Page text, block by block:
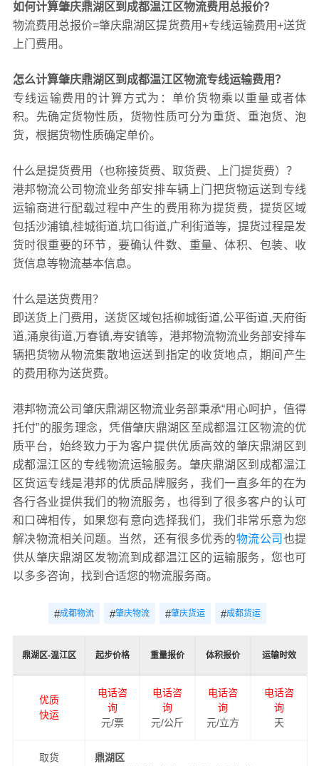
如何计算肇庆鼎湖区到成都温江区物流费用总报价？
物流费用总报价=肇庆鼎湖区提货费用+专线运输费用+送货
上门费用。
怎么计算肇庆鼎湖区到成都温江区物流专线运输费用？
专线运输费用的计算方式为：单价货物乘以重量或者体
积。先确定货物性质，货物性质可分为重货、重泡货、泡
货，根据货物性质确定单价。
什么是提货费用（也称接货费、取货费、上门提货费）？
港邦物流公司物流业务部安排车辆上门把货物运送到专线
运输商进行配载过程中产生的费用称为提货费，提货区域
包括沙浦镇,桂城街道,坑口街道,广利街道等，提货过程是发
货时很重要的环节，要确认件数、重量、体积、包装、收
货信息等物流基本信息。
什么是送货费用？
即送货上门费用，送货区域包括柳城街道,公平街道,天府街
道,涌泉街道,万春镇,寿安镇等，港邦物流物流业务部安排车
辆把货物从物流集散地运送到指定的收货地点，期间产生
的费用称为送货费。
港邦物流公司肇庆鼎湖区物流业务部秉承“用心呵护，值得
托付”的服务理念，凭借肇庆鼎湖区至成都温江区物流的优
质平台，始终致力于为客户提供优质高效的肇庆鼎湖区到
成都温江区的专线物流运输服务。肇庆鼎湖区到成都温江
区货运专线是港邦的优质品牌服务，我们一直多年的在为
各行各业提供我们的物流服务，也得到了很多客户的认可
和口碑相传，如果您有意向选择我们，我们非常乐意为您
解决物流相关问题。当然，还有很多优秀的物流公司 也提
供从肇庆鼎湖区发物流到成都温江区的运输服务，您也可
以多多咨询，找到合适您的物流服务商。
#成都物流 #肇庆物流 #肇庆货运 #成都货运
鼎湖区-温江区 起步价格 重量报价 体积报价 运输时效
优质
快运
电话咨
询
元/票
电话咨
询
元/公斤
电话咨
询
元/立方
电话咨
询
天
取货
鼎湖区